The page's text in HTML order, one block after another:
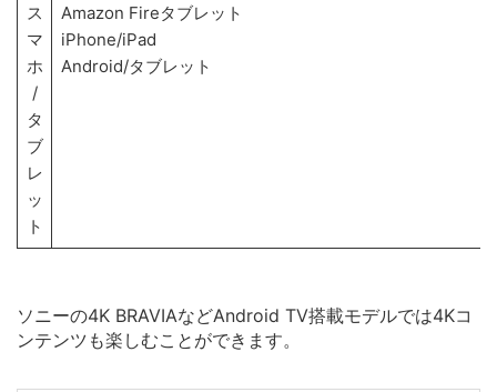
ス
マ
ホ
/
タ
ブ
レ
ッ
ト
Amazon Fireタブレット
iPhone/iPad
Android/タブレット
ソニーの4K BRAVIAなどAndroid TV搭載モデルでは4Kコ
ンテンツも楽しむことができます。